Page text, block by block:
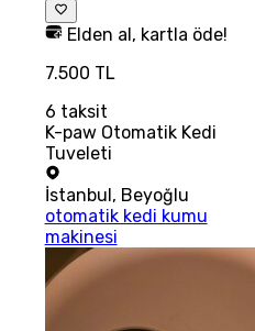
Elden al, kartla öde!
7.500 TL
6 taksit
K-paw Otomatik Kedi
Tuveleti
İstanbul , Beyoğlu
otomatik kedi kumu
makinesi